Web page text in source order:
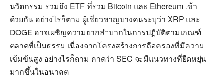
นวัตกรรม รวมถึง ETF ที่รวม Bitcoin และ Ethereum เข้า
ด้วยกัน อย่างไรก็ตาม ผู้เชี่ยวชาญบางคนระบุว่า XRP และ
DOGE อาจเผชิญความยากลำบากในการปฏิบัติตามเกณฑ์
ตลาดที่เป็นธรรม เนื่องจากโครงสร้างการถือครองที่มีความ
เข้มข้นสูง อย่างไรก็ตาม คาดว่า SEC จะมีแนวทางที่ยืดหยุ่น
มากขึ้นในอนาคต